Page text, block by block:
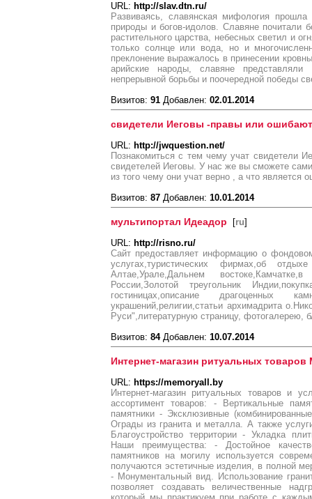
URL: http://slav.dtn.ru/
Развиваясь, славянская мифология
природы и богов-идолов. Славяне почитали
растительного царства, небесных светил и
только солнце или вода, но и
преклонение выражалось в принесении
арийские народы, славяне
непрерывной борьбы и поочередной победы
Визитов: 91 Добавлен: 02.01.2014
свидетели Иеговы -правы или
URL: http://jwquestion.net/
Познакомиться с тем чему учат свидетели
свидетелей Иеговы. У нас же вы сможете
из того чему они учат верно , а что является
Визитов: 87 Добавлен: 10.01.2014
мультипортал Идеадор [ru]
URL: http://risno.ru/
Сайт предоставляет информацию о
услугах,туристических фирмах,об
Алтае,Урале,Дальнем
России,Золотой треугольник
гостиницах,описание драгоценных
украшений,религии,статьи архимадрита
Руси",литературную страницу, фотогалерею,
Визитов: 84Добавлен: 10.07.2014
Интернет-магазин ритуальных товаров
URL: https://memoryall.by
Интернет-магазин ритуальных товаров и
ассортимент товаров: - Вертикальные
памятники - Эксклюзивные
Ограды из гранита и металла. А также
Благоустройство территории - Укладка
Наши преимущества: - Достойное
памятников на могилу используется
получаются эстетичные изделия, в полной
- Монументальный вид. Использование
позволяет создавать величественные